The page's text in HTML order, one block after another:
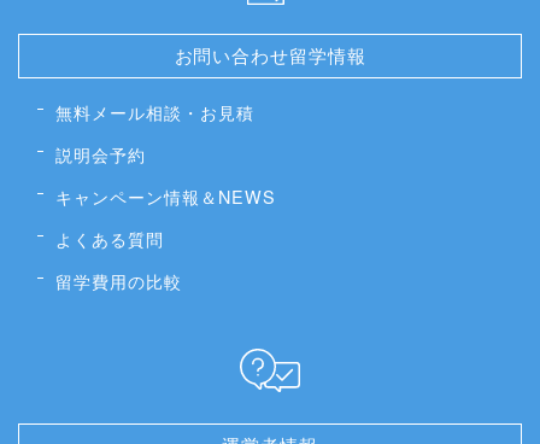
お問い合わせ留学情報
無料メール相談・お見積
説明会予約
キャンペーン情報＆NEWS
よくある質問
留学費用の比較